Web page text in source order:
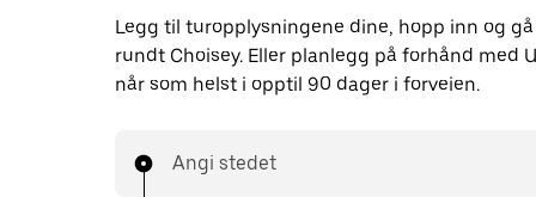
Legg til turopplysningene dine, hopp inn og
rundt Choisey. Eller planlegg på forhånd med
når som helst i opptil 90 dager i forveien.
Angi stedet